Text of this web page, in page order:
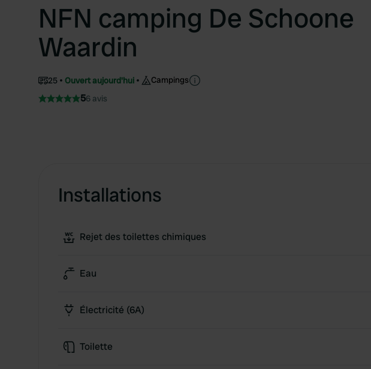
NFN camping De Schoone
Waardin
25 Ouvert aujourd'hui Campings
56 avis
Installations
Rejet des toilettes chimiques
Eau
Électricité (6A)
Toilette